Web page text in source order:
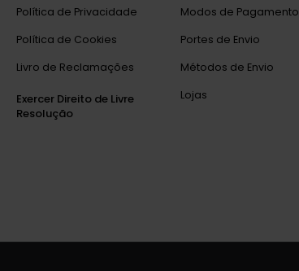
Política de Privacidade
Política de Cookies
Livro de Reclamações
Exercer Direito de Livre
Resolução
Modos de Pagamento
Portes de Envio
Métodos de Envio
Lojas